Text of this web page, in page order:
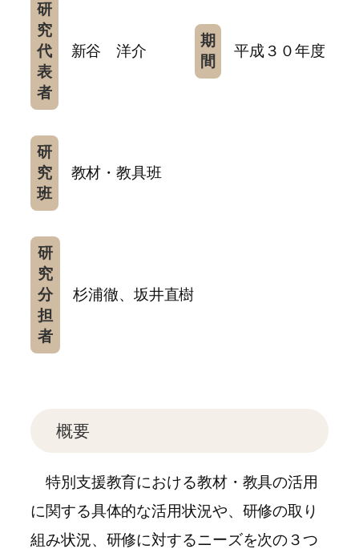
研
究
代
表
者
新谷 洋介
期
間
平成３０年度
研
究
班
教材・教具班
研
究
分
担
者
杉浦徹、坂井直樹
概要
特別支援教育における教材・教具の活用
に関する具体的な活用状況や、研修の取り
組み状況、研修に対するニーズを次の３つ